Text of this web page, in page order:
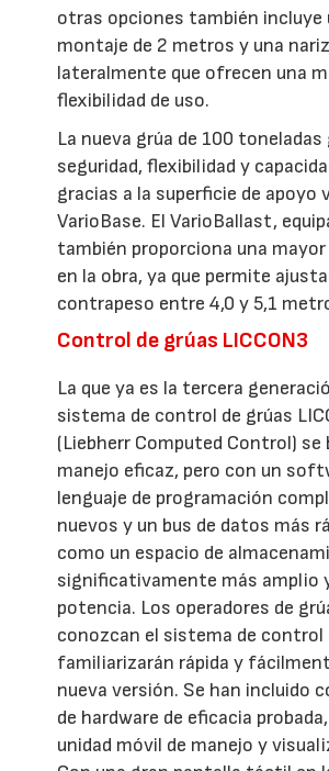
otras opciones también incluye
montaje de 2 metros y una
lateralmente que ofrecen una
flexibilidad de uso.
La nueva grúa de 100 toneladas
seguridad, flexibilidad y
gracias a la superficie de apoyo
VarioBase. El VarioBallast,
también proporciona una
en la obra, ya que permite
contrapeso entre 4,0 y 5,1
Control de grúas LICCON3
La que ya es la tercera
sistema de control de grúas
(Liebherr Computed Control) se
manejo eficaz, pero con un
lenguaje de programación
nuevos y un bus de datos más
como un espacio de
significativamente más amplio
potencia. Los operadores de
conozcan el sistema de control
familiarizarán rápida y
nueva versión. Se han incluido
de hardware de eficacia
unidad móvil de manejo y